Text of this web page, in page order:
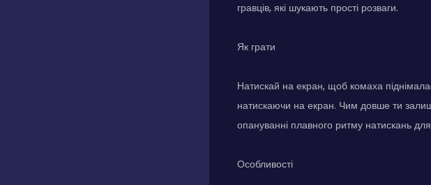
гравців, які шукають прості розваги.
Як грати
Натискай на екран, щоб комаха
натискаючи на екран. Чим довше ти
опануванні плавного ритму натискань
Особливості